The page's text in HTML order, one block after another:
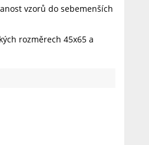
vzorů do sebemenších
rozměrech 45x65 a